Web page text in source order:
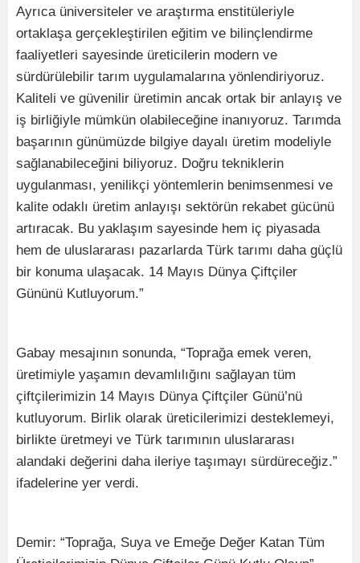
Ayrıca üniversiteler ve araştırma enstitüleriyle
ortaklaşa gerçekleştirilen eğitim ve bilinçlendirme
faaliyetleri sayesinde üreticilerin modern ve
sürdürülebilir tarım uygulamalarına yönlendiriyoruz.
Kaliteli ve güvenilir üretimin ancak ortak bir anlayış ve
iş birliğiyle mümkün olabileceğine inanıyoruz. Tarımda
başarının günümüzde bilgiye dayalı üretim modeliyle
sağlanabileceğini biliyoruz. Doğru tekniklerin
uygulanması, yenilikçi yöntemlerin benimsenmesi ve
kalite odaklı üretim anlayışı sektörün rekabet gücünü
artıracak. Bu yaklaşım sayesinde hem iç piyasada
hem de uluslararası pazarlarda Türk tarımı daha güçlü
bir konuma ulaşacak. 14 Mayıs Dünya Çiftçiler
Gününü Kutluyorum.”
Gabay mesajının sonunda, “Toprağa emek veren,
üretimiyle yaşamın devamlılığını sağlayan tüm
çiftçilerimizin 14 Mayıs Dünya Çiftçiler Günü’nü
kutluyorum. Birlik olarak üreticilerimizi desteklemeyi,
birlikte üretmeyi ve Türk tarımının uluslararası
alandaki değerini daha ileriye taşımayı sürdüreceğiz.”
ifadelerine yer verdi.
Demir: “Toprağa, Suya ve Emeğe Değer Katan Tüm